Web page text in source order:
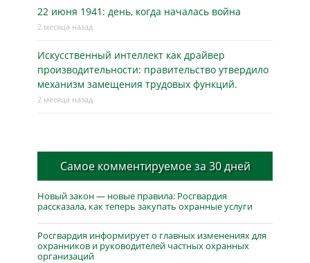
22 июня 1941: день, когда началась война
2 месяца назад
Искусственный интеллект как драйвер
производительности: правительство утвердило
механизм замещения трудовых функций.
2 месяца назад
Самое комментируемое за 30 дней
Новый закон — новые правила: Росгвардия
рассказала, как теперь закупать охранные услуги
Росгвардия информирует о главных изменениях для
охранников и руководителей частных охранных
организаций